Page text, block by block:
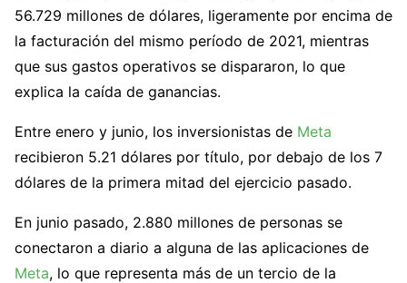
56.729 millones de dólares, ligeramente por encima de
la facturación del mismo período de 2021, mientras
que sus gastos operativos se dispararon, lo que
explica la caída de ganancias.
Entre enero y junio, los inversionistas de Meta
recibieron 5.21 dólares por título, por debajo de los 7
dólares de la primera mitad del ejercicio pasado.
En junio pasado, 2.880 millones de personas se
conectaron a diario a alguna de las aplicaciones de
Meta, lo que representa más de un tercio de la